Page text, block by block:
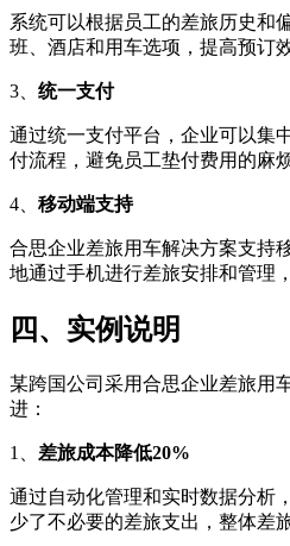
系统可以根据员工的差旅历史和
班、酒店和用车选项，提高预订
3、 统一支付
通过统一支付平台，企业可以集
付流程，避免员工垫付费用的麻烦
4、 移动端支持
合思企业差旅用车解决方案支持
地通过手机进行差旅安排和管理
四、实例说明
某跨国公司采用合思企业差旅用
进：
1、 差旅成本降低20%
通过自动化管理和实时数据分析
少了不必要的差旅支出，整体差